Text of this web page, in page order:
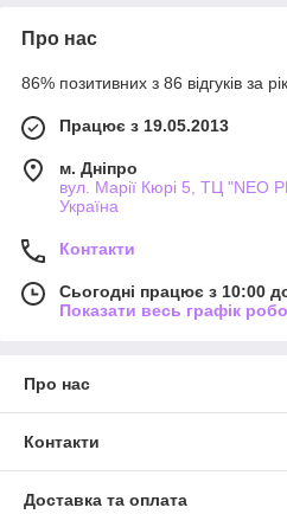
Про нас
86% позитивних з 86 відгуків за рік
Працює з 19.05.2013
м. Дніпро
вул. Марії Кюрі 5, ТЦ "NEO
Україна
Контакти
Сьогодні працює з 10:00
Показати весь графік
Про нас
Контакти
Доставка та оплата